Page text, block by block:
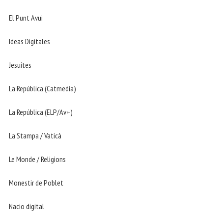
El Punt Avui
Ideas Digitales
Jesuites
La República (Catmedia)
La República (ELP/Av+)
La Stampa / Vaticà
Le Monde / Religions
Monestir de Poblet
Nacio digital